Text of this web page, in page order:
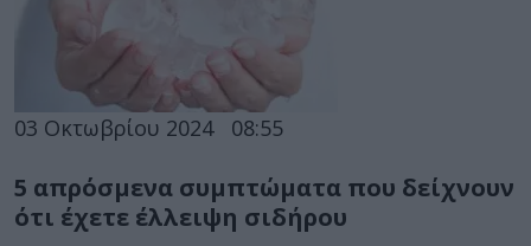
03 Οκτωβρίου 2024 08:55
5 απρόσμενα συμπτώματα που δείχνουν
ότι έχετε έλλειψη σιδήρου